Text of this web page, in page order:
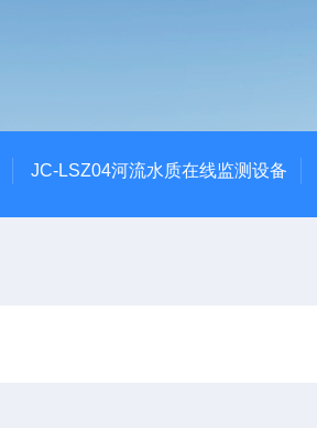
JC-LSZ04河流水质在线监测设备